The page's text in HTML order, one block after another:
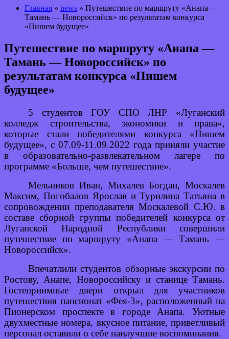
Главная » news » Путешествие по маршруту «Анапа —
Тамань — Новороссийск» по результатам конкурса
«Пишем будущее»
Путешествие по маршруту «Анапа —
Тамань — Новороссийск» по
результатам конкурса «Пишем
будущее»
5 студентов ГОУ СПО ЛНР «Луганский
колледж строительства, экономики и права»,
которые стали победителями конкурса «Пишем
будущее», с 07.09-11.09.2022 года приняли участие
в образовательно-развлекательном лагере по
программе «Больше, чем путешествие».
Мельников Иван, Михалев Богдан, Москалев
Максим, Погобалов Ярослав и Турилина Татьяна в
сопровождении преподавателя Москалевой С.Ю. в
составе сборной группы победителей конкурса от
Луганской Народной Республики совершили
путешествие по маршруту «Анапа — Тамань —
Новороссийск».
Впечатлили студентов обзорные экскурсии по
Ростову, Анапе, Новороссийску и станице Тамань.
Гостеприимные двери открыл для участников
путешествия пансионат «Фея-3», расположенный на
Пионерском проспекте в городе Анапа. Уютные
двухместные номера, вкусное питание, приветливый
персонал оставили о себе наилучшие воспоминания.